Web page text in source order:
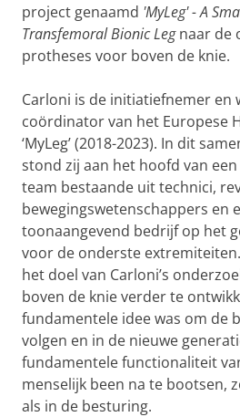
project genaamd 'MyLeg' - A
Transfemoral Bionic Legnaar de
protheses voor boven de knie.
Carloni is de initiatiefnemer en
coördinator van het Europese
‘MyLeg’ (2018-2023). In dit
stond zij aan het hoofd van
team bestaande uit technici,
bewegingswetenschappers en
toonaangevend bedrijf op het
voor de onderste
het doel van Carloni’s
boven de knie verder te
fundamentele idee was om de
volgen en in de nieuwe
fundamentele functionaliteit
menselijk been na te bootsen,
als in de besturing.